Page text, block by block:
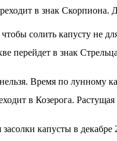
в знак Скорпиона.
солить капусту не
в знак
Время по лунному
в Козерога.
капусты в